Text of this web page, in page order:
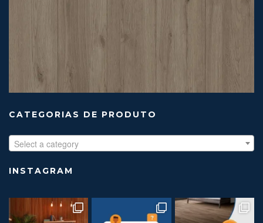
CATEGORIAS DE PRODUTO
Select a category
INSTAGRAM